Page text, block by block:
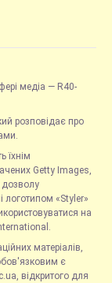
медіа — R40-
розповідає про
їхнім
Getty Images,
дозволу
логотипом «Styler»
на
матеріалів,
є
відкритого для